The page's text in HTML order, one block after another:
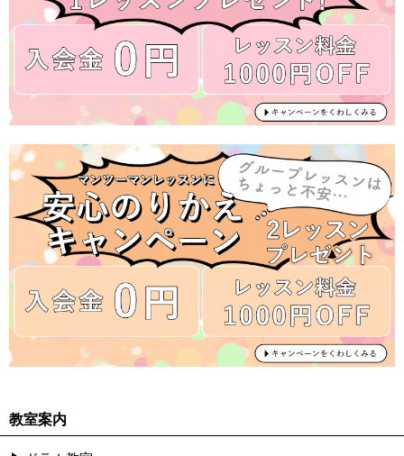
教室案内